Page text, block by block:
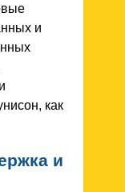
и
как
и